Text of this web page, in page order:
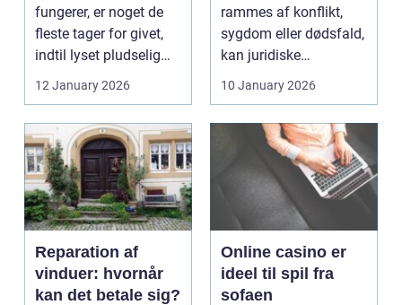
fungerer, er noget de
fleste tager for givet,
indtil lyset pludselig
går, el...
12 January 2026
rammes af konflikt,
sygdom eller dødsfald,
kan juridiske
spørgsmål hurtigt
vokse si...
10 January 2026
Reparation af
vinduer: hvornår
kan det betale sig?
Online casino er
ideel til spil fra
sofaen